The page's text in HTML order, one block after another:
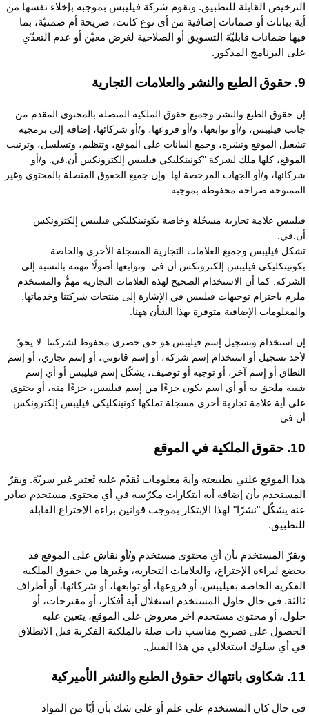
القابلة للتطبيق. وتقوم شركة فيليبس بموجبه بإخلاء نفسها من
بيانات أو ضمانات إضافية من أي نوع كانت، صريحة أم ضمنيّة، بما
ضمانات قابليّة التسويق أو الصلاحية لغرض معيّن أو عدم التعدّي
البرنامج المذكور.
التجارية
حقوق الطبع والنشر وجميع حقوق الملكية المتصلة بالمحتوى المقدم من
فيليبس، و/أو توابعها، و/أو فروعها، و/أو شركائها، إضافة إلى برمجية
الموقع ونشره، وجمع البيانات على الموقع، وتنظيم، وتسلسل، وترتيب
كلها ملك لشركة "كونينكليكي فيليبس إلكترونكس أن.في. و/أو
و/أو الجهات المرخصة لها. وإن جميع الحقوق المتصلة بالمحتوى وغير
صراحة محفوظة بموجبه.
علامة تجارية مسجّلة وخاصة بكونينكليكي فيليبس إلكترونكس
فيليبس وجميع العلامات التجارية المسجلة الأخرى والخاصة
فيليبس إلكترونكس أن.في. وتوابعها أصولًا مهمة بالنسبة إلى
كما أن الاستخدام الصحيح لهذه العلامات التجارية مهمٌّ والمستخدم
باحترام توجيهات فيليبس في الإشارة إلى منتجات شركتنا وخدماتها.
الإضافية متوفرة بهذا الشأن ههنا.
استخدام وتسجيل إسم فيليبس هو حق حصري محفوظ لشركتنا. لا يحقّ
تسجيل أو استخدام إسم شركة، أو إسم قانوني، أو إسم تجاري، أو إسم
أو إسم آخر، أو توجيه أو توصيف، يشكّل إسم فيليبس أو أي إسم
ملحق به أو أي اسم يكون جزءًا من إسم فيليبس، جزءًا منه، أو يحتوي
أية علامة تجارية أخرى مسجلة تملكها كونينكليكي فيليبس إلكترونكس
في الموقع
الموقع علني بطبيعته وأية معلومات تُقدّم عليه تُعتبر غير سريّة. ويقرّ
بأن إضافة أية ابتكارات مكرّسة في أي محتوى مستخدم صادر
يشكّل "نشرًا" لهذا الإبتكار بموجب قوانين براءة الإختراع القابلة
المستخدم بأن أي محتوى مستخدم و/أو نقاش على الموقع قد
لبراءة الإختراع، والعلامات التجارية، وغيرها من حقوق الملكية
الخاصة بفيليبس، أو فروعها، أو توابعها، أو شركائها، أو أطراف
في حال حاول المستخدم استغلال أية أفكار، أو مقترحات، أو
أو محتوى مستخدم آخر معروض على الموقع، يتعين عليه
على تصريح مناسب ذات صلة بالملكية الفكرية قبل الانطلاق
أي سلوك استغلالي من هذا القبيل.
الطبع والنشر الأميركية
حال كان المستخدم على علم أو على شك بأن أيًا من المواد